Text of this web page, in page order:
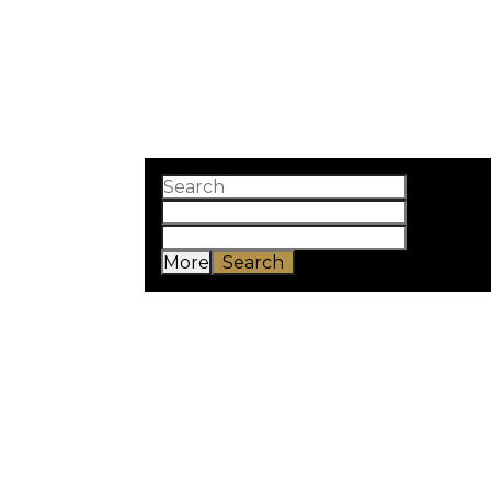
More Search